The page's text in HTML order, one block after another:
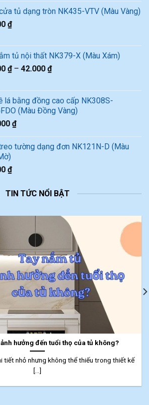
tủ dạng tròn NK435-VTV (Màu Vàng)
₫
tủ nội thất NK379-X (Màu Xám)
₫– 42.000 ₫
lá bằng đồng cao cấp NK308S-
(Màu Đồng Vàng)
₫
tường dạng đơn NK121N-D (Màu
₫
TIN TỨC NỔI BẬT
hưởng đến tuổi thọ của tủ không?
tiết nhỏ nhưng không thể thiếu trong thiết kế
[...]